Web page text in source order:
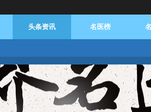
头条资讯 名医榜